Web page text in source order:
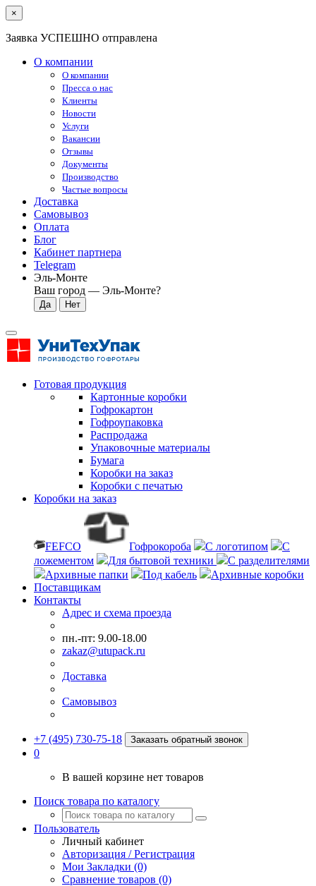
×
Заявка УСПЕШНО отправлена
О компании
О компании
Пресса о нас
Клиенты
Новости
Услуги
Вакансии
Отзывы
Документы
Производство
Частые вопросы
Доставка
Самовывоз
Оплата
Блог
Кабинет партнера
Telegram
Эль-Монте
Ваш город — Эль-Монте?
Готовая продукция
Картонные коробки
Гофрокартон
Гофроупаковка
Распродажа
Упаковочные материалы
Бумага
Коробки на заказ
Коробки с печатью
Коробки на заказ
FEFCO Гофрокороба С логотипом
С
ложементом
Для бытовой техники
С разделителями
Архивные папки
Под кабель
Архивные коробки
Поставщикам
Контакты
Адрес и схема проезда
пн.-пт: 9.00-18.00
zakaz@utupack.ru
Доставка
Самовывоз
+7 (495) 730-75-18 Заказать обратный звонок
0
В вашей корзине нет товаров
Поиск товара по каталогу
Пользователь
Личный кабинет
Авторизация / Регистрация
Мои Закладки (0)
Сравнение товаров (0)